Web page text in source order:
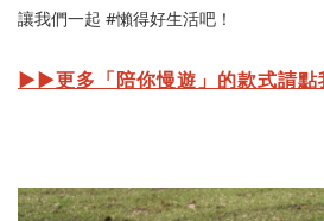
讓我們一起 #懶得好生活吧！
▶︎▶︎更多「陪你慢遊」的款式請